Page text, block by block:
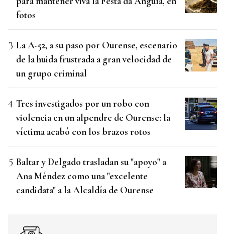
fotos
La A-52, a su paso por Ourense, escenario
de la huida frustrada a gran velocidad de
un grupo criminal
Tres investigados por un robo con
violencia en un alpendre de Ourense: la
víctima acabó con los brazos rotos
Baltar y Delgado trasladan su "apoyo" a
Ana Méndez como una "excelente
candidata" a la Alcaldía de Ourense